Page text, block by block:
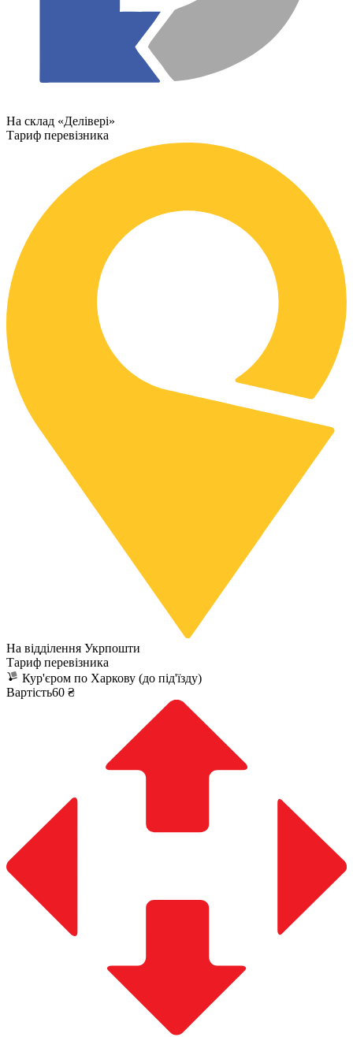
На склад «Делівері»
Тариф перевізника
На відділення Укрпошти
Тариф перевізника
Кур'єром по Харкову (до під'їзду)
Вартість60 ₴